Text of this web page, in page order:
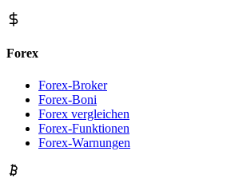
Forex
Forex-Broker
Forex-Boni
Forex vergleichen
Forex-Funktionen
Forex-Warnungen